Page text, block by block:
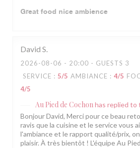
Great food nice ambience
David S
2026-08-06 - 20:00 - GUESTS 3
SERVICE : 5/5 AMBIANCE : 4/5
4/5
Au Pied de Cochonhas replied to
Bonjour David, Merci pour ce beau
ravis que la cuisine et le service vous
l'ambiance et le rapport qualité/prix,
plaisir. À très bientôt ! L'équipe Au